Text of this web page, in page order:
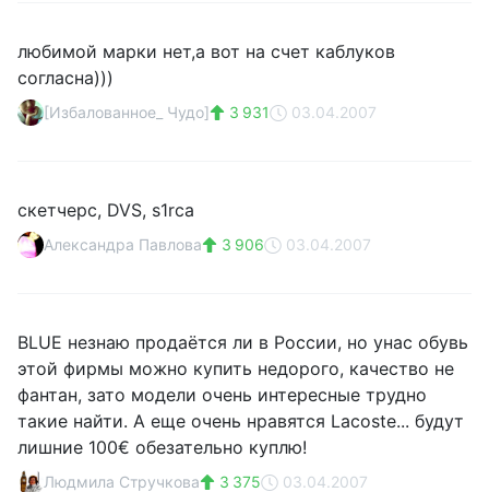
любимой марки нет,а вот на счет каблуков
согласна)))
[Избалованное_ Чудо] 3 931 03.04.2007
скетчерс, DVS, s1rca
Александра Павлова 3 906 03.04.2007
BLUE незнаю продаётся ли в России, но унас обувь
этой фирмы можно купить недорого, качество не
фантан, зато модели очень интересные трудно
такие найти. А еще очень нравятся Lacoste... будут
лишние 100€ обезательно куплю!
Людмила Стручкова 3 375 03.04.2007